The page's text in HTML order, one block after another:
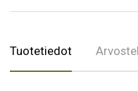
Tuotetiedot